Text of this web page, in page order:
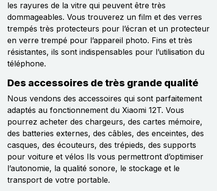
les rayures de la vitre qui peuvent être très
dommageables. Vous trouverez un film et des verres
trempés très protecteurs pour l’écran et un protecteur
en verre trempé pour l’appareil photo. Fins et très
résistantes, ils sont indispensables pour l’utilisation du
téléphone.
Des accessoires de très grande qualité
Nous vendons des accessoires qui sont parfaitement
adaptés au fonctionnement du Xiaomi 12T. Vous
pourrez acheter des chargeurs, des cartes mémoire,
des batteries externes, des câbles, des enceintes, des
casques, des écouteurs, des trépieds, des supports
pour voiture et vélos Ils vous permettront d’optimiser
l’autonomie, la qualité sonore, le stockage et le
transport de votre portable.